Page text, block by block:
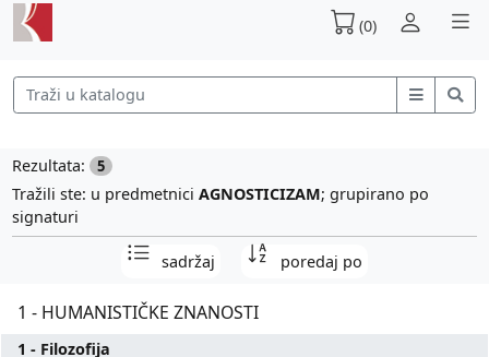
(0)
Rezultata: 5
Tražili ste: u predmetnici AGNOSTICIZAM; grupirano po
signaturi
sadržaj poredaj po
1 - HUMANISTIČKE ZNANOSTI
1 - Filozofija